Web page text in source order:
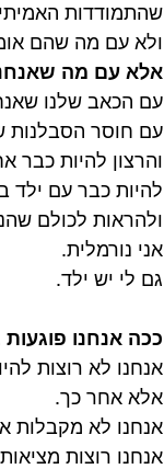
שהתמודדות
ולא עם מה שהם
אלא עם מה
עם הכאב שלנו
עם חוסר הסבלנות
והרצון להיות כבר
להיות כבר עם ילד
ולהראות לכולם
אני נורמלית.
גם לי יש ילד.
ככה אנחנו
אנחנו לא רוצות
אלא אחר כך.
אנחנו לא מקבלות
אנחנו רוצות